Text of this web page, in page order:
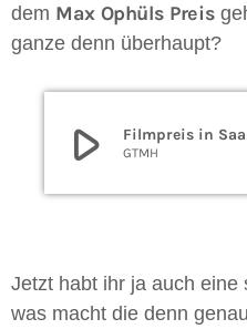
dem Max Ophüls Preis
ganze denn überhaupt?
play_arrow Filmpreis in
GTMH
Jetzt habt ihr ja auch eine
was macht die denn